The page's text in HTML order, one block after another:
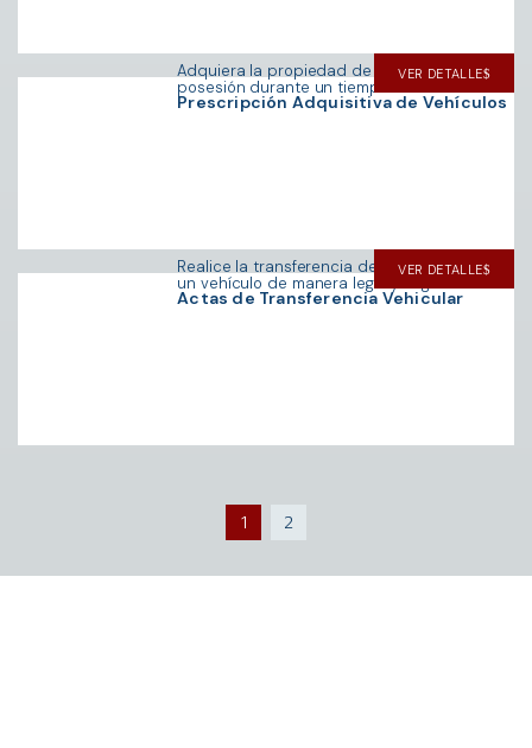
Prescripción Adquisitiva de Vehículos
Adquiera la propiedad de un vehículo por
posesión durante un tiempo determinado.
VER DETALLE
Actas de Transferencia Vehicular
Realice la transferencia de propiedad de
un vehículo de manera legal y segura.
VER DETALLE
1 2